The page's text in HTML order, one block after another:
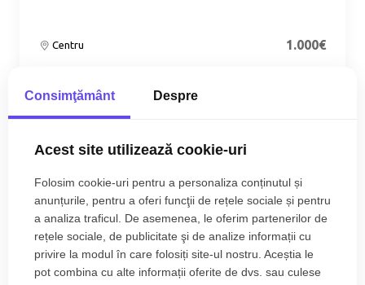
Centru 1.000€
INCHIRIAT
Consimţământ Despre
Acest site utilizează cookie-uri
Folosim cookie-uri pentru a personaliza conținutul și
anunțurile, pentru a oferi funcţii de rețele sociale și pentru
a analiza traficul. De asemenea, le oferim partenerilor de
rețele sociale, de publicitate şi de analize informații cu
privire la modul în care folosiți site-ul nostru. Aceștia le
pot combina cu alte informații oferite de dvs. sau culese